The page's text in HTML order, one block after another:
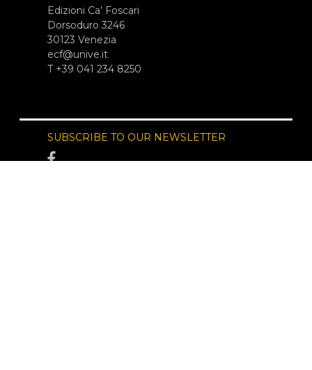
Edizioni Ca’ Foscari
Dorsoduro 3246
30123 Venezia
ecf@unive.it
T +39 041 234 8250
SUBSCRIBE TO OUR NEWSLETTER